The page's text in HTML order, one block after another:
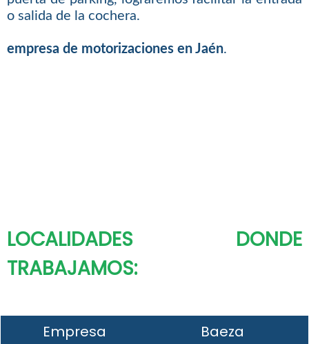
o salida de la cochera.
empresa de motorizaciones en Jaén.
LOCALIDADES DONDE
TRABAJAMOS:
Empresa Baeza